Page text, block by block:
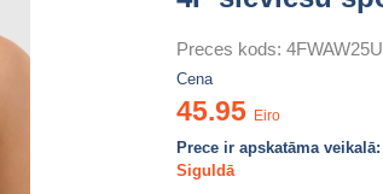
Preces kods:
Cena
45.95 Eiro
Prece ir apskatāma veikalā:
Siguldā